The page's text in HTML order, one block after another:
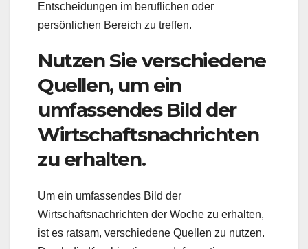
Entscheidungen im beruflichen oder
persönlichen Bereich zu treffen.
Nutzen Sie verschiedene
Quellen, um ein
umfassendes Bild der
Wirtschaftsnachrichten
zu erhalten.
Um ein umfassendes Bild der
Wirtschaftsnachrichten der Woche zu erhalten,
ist es ratsam, verschiedene Quellen zu nutzen.